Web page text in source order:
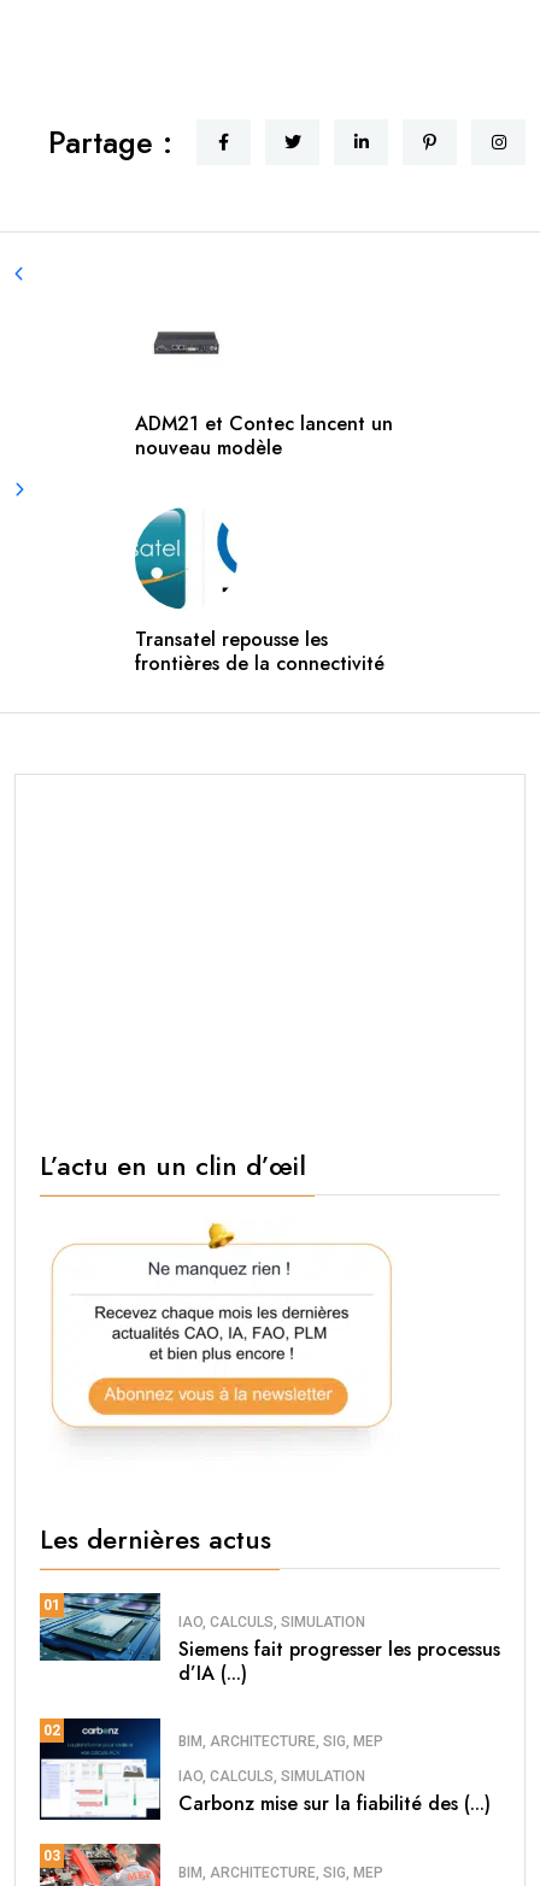
Partage :
ADM21 et Contec lancent un
nouveau modèle
Transatel repousse les
frontières de la connectivité
L’actu en un clin d’œil
Les dernières actus
01
IAO, CALCULS, SIMULATION
Siemens fait progresser les processus
d’IA (...)
02
BIM, ARCHITECTURE, SIG, MEP
IAO, CALCULS, SIMULATION
Carbonz mise sur la fiabilité des (...)
03
BIM, ARCHITECTURE, SIG, MEP